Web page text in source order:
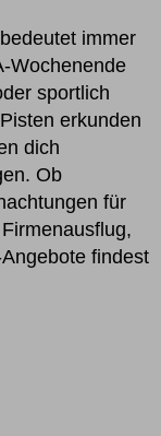
immer
Wochenende
sportlich
erkunden
dich
Ob
für
findest